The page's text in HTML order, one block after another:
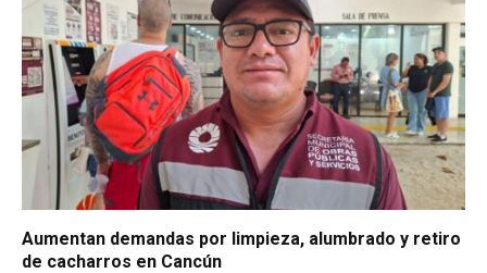
Aumentan demandas por limpieza, alumbrado y retiro
de cacharros en Cancún